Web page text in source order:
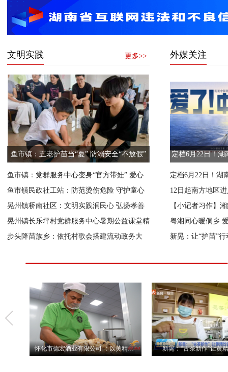
文明实践 更多>>
鱼市镇：五老护苗当“夏” 防溺安全“不放假”
鱼市镇：党群服务中心变身“官方带娃” 爱心
暑托班 点亮缤纷假期
鱼市镇民政社工站：防范烫伤危险 守护童心
安全
晃州镇桥南社区：文明实践润民心 弘扬孝善
传美德
晃州镇长乐坪村党群服务中心暑期公益课堂精
彩开讲
步头降苗族乡：依托村歌会搭建流动政务大
外媒关注
定档6月22日！
化》
定档6月22日！湖
化》 首创“赛博公
12日起南方地区
南部需注意防范
【小记者习作】
中的家乡新晃
粤湘同心暖侗乡
伞镇携手广东爱
新晃：让“护苗”
怀化市德宏酒业有限公司 ：以黄精富硒黄酒引领健康养生新风尚 新晃：“古茶新作”让黄精饮品出圈